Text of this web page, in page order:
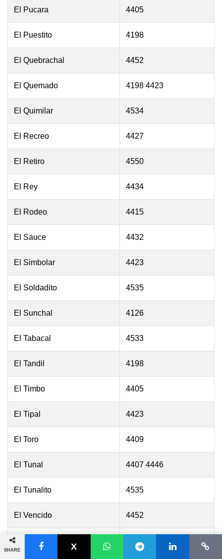
SHARE
El Pucara 4405
El Puestito 4198
El Quebrachal 4452
El Quemado 4198 4423
El Quimilar 4534
El Recreo 4427
El Retiro 4550
El Rey 4434
El Rodeo 4415
El Sauce 4432
El Simbolar 4423
El Soldadito 4535
El Sunchal 4126
El Tabacal 4533
El Tandil 4198
El Timbo 4405
El Tipal 4423
El Toro 4409
El Tunal 4407 4446
El Tunalito 4535
El Vencido 4452
El Yeso 4434